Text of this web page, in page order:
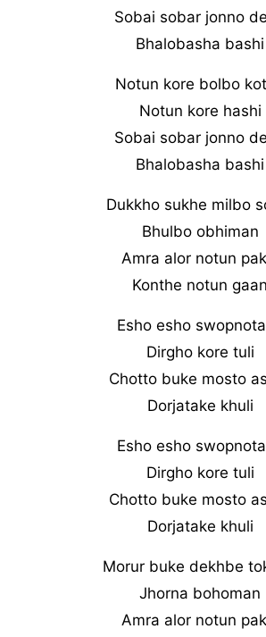
Sobai sobar jonno
Bhalobasha bashi
Notun kore bolbo
Notun kore hashi
Sobai sobar jonno
Bhalobasha bashi
Dukkho sukhe milbo
Bhulbo obhiman
Amra alor notun
Konthe notun gaan
Esho esho
Dirgho kore tuli
Chotto buke mosto
Dorjatake khuli
Esho esho
Dirgho kore tuli
Chotto buke mosto
Dorjatake khuli
Morur buke dekhbe
Jhorna bohoman
Amra alor notun